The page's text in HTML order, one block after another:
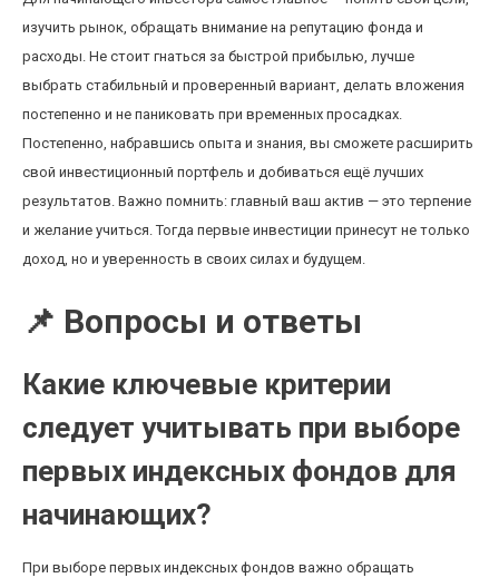
изучить рынок, обращать внимание на репутацию фонда и
расходы. Не стоит гнаться за быстрой прибылью, лучше
выбрать стабильный и проверенный вариант, делать вложения
постепенно и не паниковать при временных просадках.
Постепенно, набравшись опыта и знания, вы сможете расширить
свой инвестиционный портфель и добиваться ещё лучших
результатов. Важно помнить: главный ваш актив — это терпение
и желание учиться. Тогда первые инвестиции принесут не только
доход, но и уверенность в своих силах и будущем.
📌 Вопросы и ответы
Какие ключевые критерии
следует учитывать при выборе
первых индексных фондов для
начинающих?
При выборе первых индексных фондов важно обращать